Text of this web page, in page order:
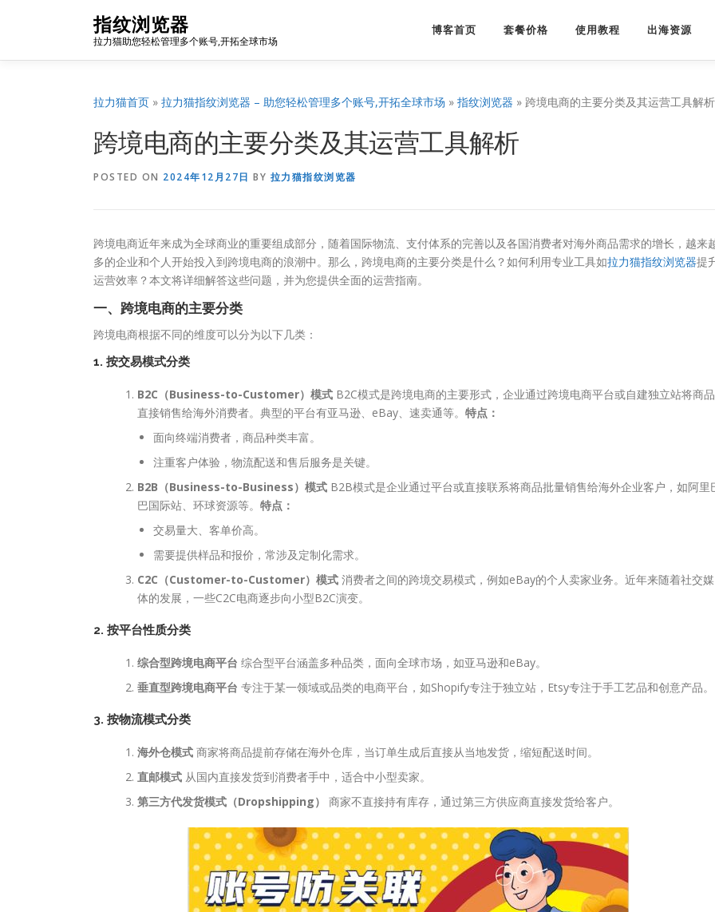
指纹浏览器
拉力猫助您轻松管理多个账号,开拓全球市场
博客首页 套餐价格 使用教程 出海资源
拉力猫首页 » 拉力猫指纹浏览器 – 助您轻松管理多个账号,开拓全球市场 » 指纹浏览器 » 跨境电商的主要分类及其运营工具解析
跨境电商的主要分类及其运营工具解析
POSTED ON 2024年12月27日 BY 拉力猫指纹浏览器
跨境电商近年来成为全球商业的重要组成部分，随着国际物流、支付体系的完善以及各国消费者对海外商品需求的增长，越来
多的企业和个人开始投入到跨境电商的浪潮中。那么，跨境电商的主要分类是什么？如何利用专业工具如拉力猫指纹浏览器提
运营效率？本文将详细解答这些问题，并为您提供全面的运营指南。
一、跨境电商的主要分类
跨境电商根据不同的维度可以分为以下几类：
1. 按交易模式分类
B2C（Business-to-Customer）模式 B2C模式是跨境电商的主要形式，企业通过跨境电商平台或自建独立站将商品
直接销售给海外消费者。典型的平台有亚马逊、eBay、速卖通等。 特点：
面向终端消费者，商品种类丰富。
注重客户体验，物流配送和售后服务是关键。
B2B（Business-to-Business）模式 B2B模式是企业通过平台或直接联系将商品批量销售给海外企业客户，如阿里
巴国际站、环球资源等。 特点：
交易量大、客单价高。
需要提供样品和报价，常涉及定制化需求。
C2C（Customer-to-Customer）模式 消费者之间的跨境交易模式，例如eBay的个人卖家业务。近年来随着社交媒
体的发展，一些C2C电商逐步向小型B2C演变。
2. 按平台性质分类
综合型跨境电商平台 综合型平台涵盖多种品类，面向全球市场，如亚马逊和eBay。
垂直型跨境电商平台 专注于某一领域或品类的电商平台，如Shopify专注于独立站，Etsy专注于手工艺品和创意产品。
3. 按物流模式分类
海外仓模式 商家将商品提前存储在海外仓库，当订单生成后直接从当地发货，缩短配送时间。
直邮模式 从国内直接发货到消费者手中，适合中小型卖家。
第三方代发货模式（Dropshipping）
商家不直接持有库存，通过第三方供应商直接发货给客户。